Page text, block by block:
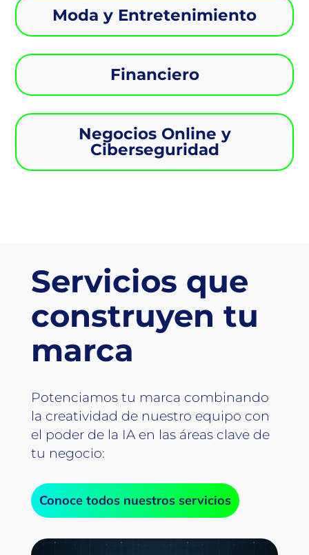
Moda y Entretenimiento
Financiero
Negocios Online y
Ciberseguridad
Servicios que
construyen tu
marca
Potenciamos tu marca combinando
la creatividad de nuestro equipo con
el poder de la IA en las áreas clave de
tu negocio:
Conoce todos nuestros servicios